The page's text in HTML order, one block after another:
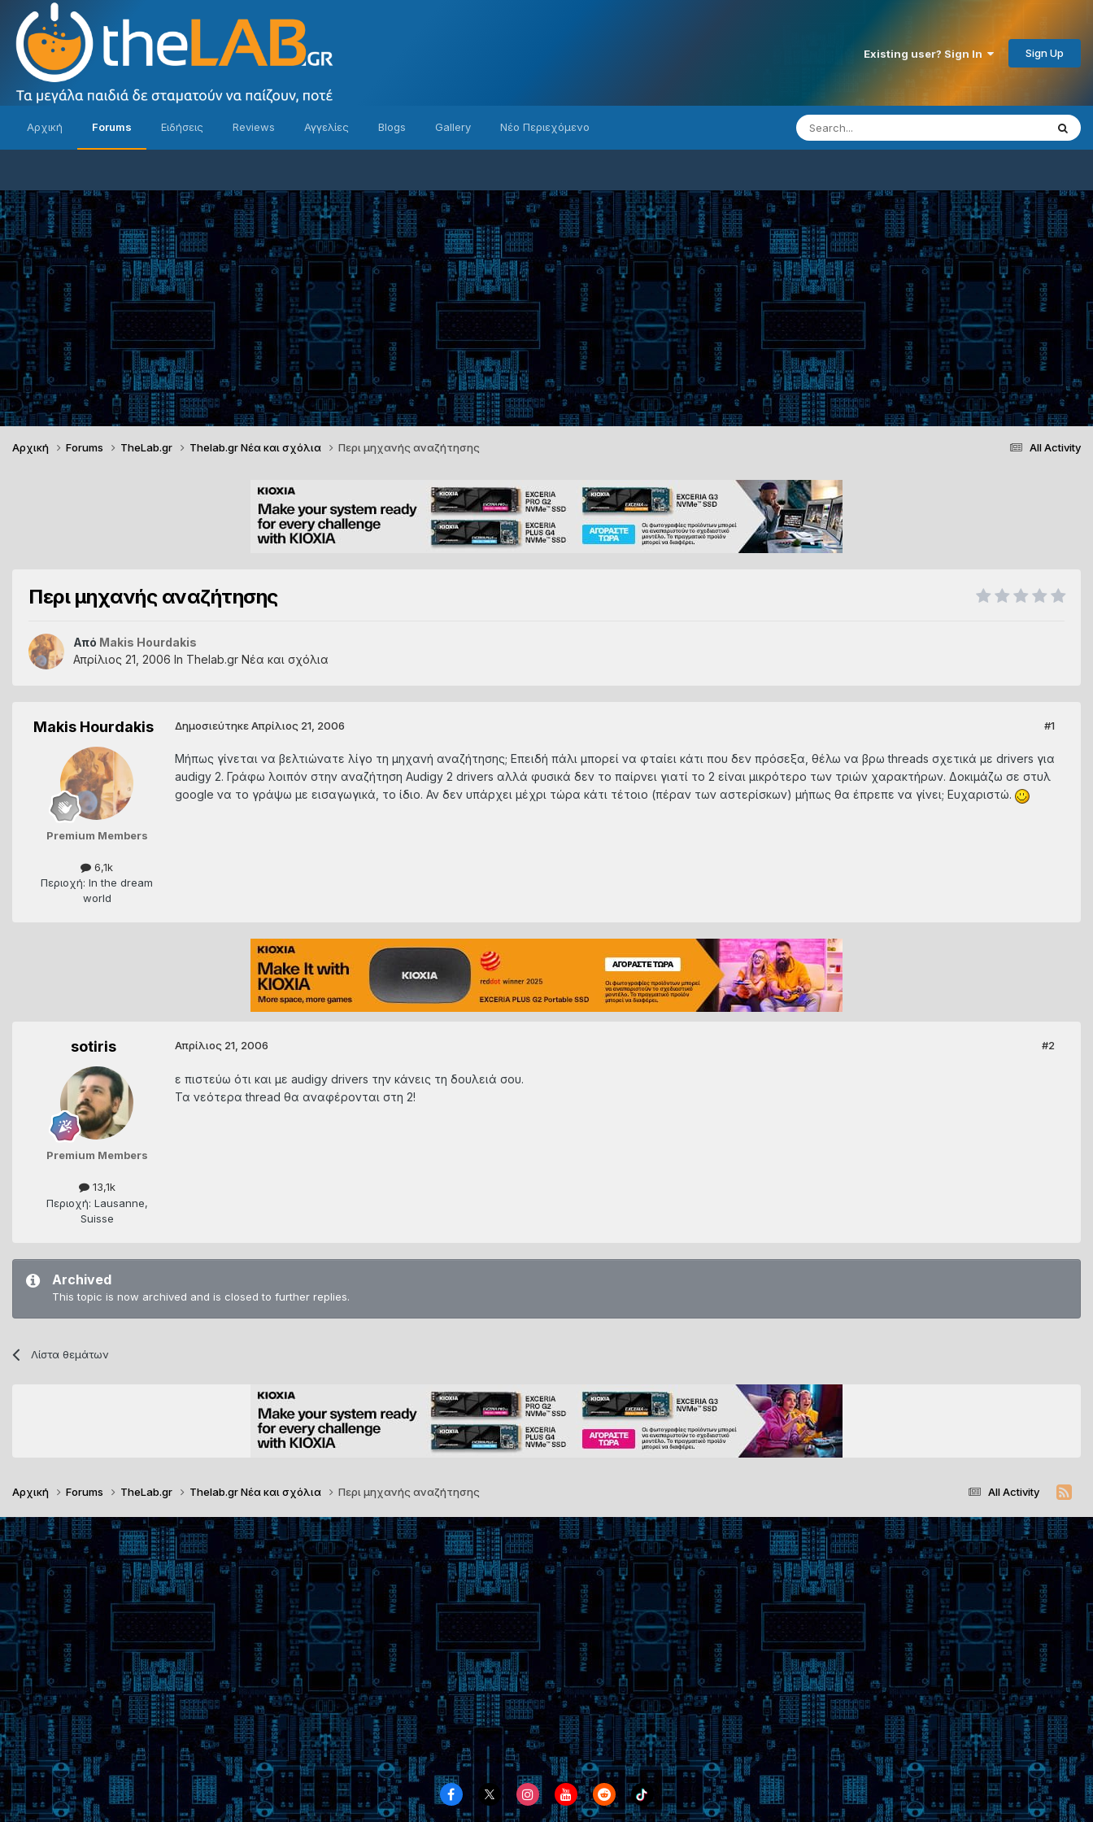
Existing user? Sign In Sign Up
Αρχική Forums Ειδήσεις Reviews Αγγελίες Blogs Gallery Νέο Περιεχόμενο
All Activity
Αρχική Forums TheLab.gr Thelab.gr Νέα και σχόλια Περι μηχανής αναζήτησης
Περι μηχανής αναζήτησης
Από Makis Hourdakis
Απρίλιος 21, 2006 In Thelab.gr Νέα και σχόλια
Makis Hourdakis
Premium Members
6,1k
Περιοχή: In the dream
world
#1
ΔημοσιεύτηκεΑπρίλιος 21, 2006
Μήπως γίνεται να βελτιώνατε λίγο τη μηχανή αναζήτησης; Επειδή πάλι μπορεί να φταίει κάτι που δεν πρόσεξα, θέλω να βρω threads σχετικά με drivers για
audigy 2. Γράφω λοιπόν στην αναζήτηση Audigy 2 drivers αλλά φυσικά δεν το παίρνει γιατί το 2 είναι μικρότερο των τριών χαρακτήρων. Δοκιμάζω σε στυλ
google να το γράψω με εισαγωγικά, το ίδιο. Αν δεν υπάρχει μέχρι τώρα κάτι τέτοιο (πέραν των αστερίσκων) μήπως θα έπρεπε να γίνει; Ευχαριστώ.
sotiris
Premium Members
13,1k
Περιοχή: Lausanne,
Suisse
#2
Απρίλιος 21, 2006
ε πιστεύω ότι και με audigy drivers την κάνεις τη δουλειά σου.
Τα νεότερα thread θα αναφέρονται στη 2!
Archived
This topic is now archived and is closed to further replies.
Λίστα θεμάτων
All Activity
Αρχική Forums TheLab.gr Thelab.gr Νέα και σχόλια Περι μηχανής αναζήτησης